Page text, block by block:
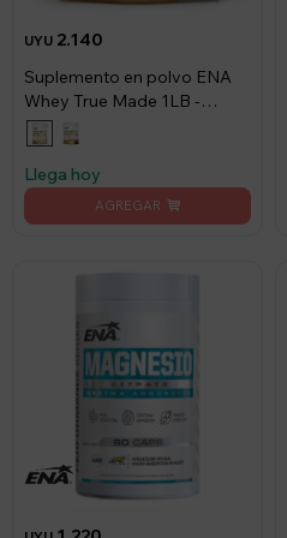
UYU 2.140
Suplemento en polvo ENA
Whey True Made 1LB -
Vainilla
Llega hoy